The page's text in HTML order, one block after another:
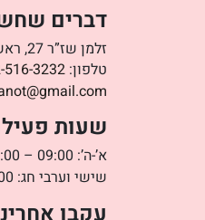
דברים
זלמן שז”ר 27, ראשל”צ
טלפון: 516-3232
שעות
א’-ה’: 09:00 – 20:00
שישי וערבי חג: 09:00 – 14:00